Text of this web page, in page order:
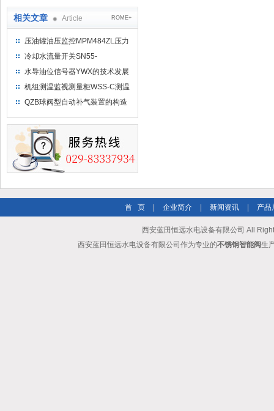
相关文章 Article ROME+
压油罐油压监控MPM484ZL压力
变送控制器配仪表旋塞
冷却水流量开关SN55-
G12HDCRQ恒远好品牌
水导油位信号器YWX的技术发展
机组测温监视测量柜WSS-C测温
制动柜说明书
QZB球阀型自动补气装置的构造
首 页 企业简介 新闻资讯 产品
西安蓝田恒远水电设备有限公司 All
西安蓝田恒远水电设备有限公司作为专业的不锈钢智能阀生